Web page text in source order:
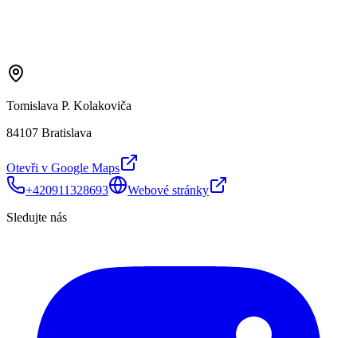
Tomislava P. Kolakoviča
84107 Bratislava
Otevři v Google Maps
+420911328693
Webové stránky
Sledujte nás